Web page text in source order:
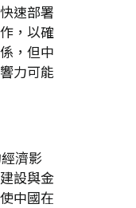
速部署
，以確
，但中
力可能
濟影
設與金
中國在